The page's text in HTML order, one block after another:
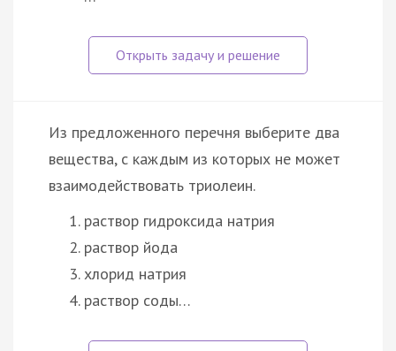
Из предложенного перечня выберите два
вещества, с каждым из которых не может
взаимодействовать триолеин.
раствор гидроксида натрия
раствор йода
хлорид натрия
раствор соды…